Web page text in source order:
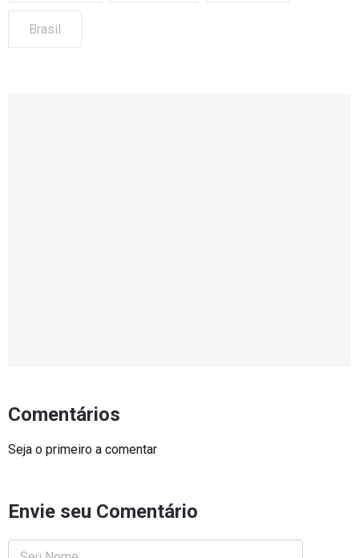
Brasil
Comentários
Seja o primeiro a comentar
Envie seu Comentário